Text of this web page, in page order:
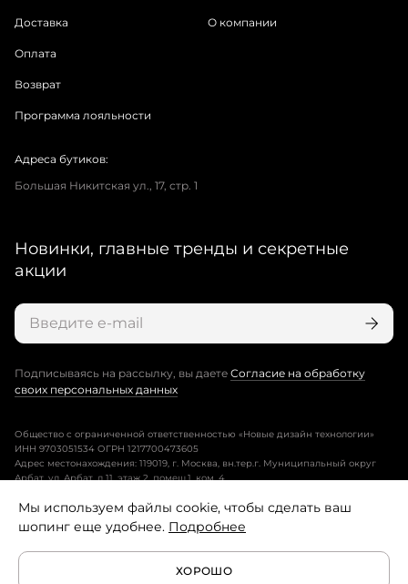
Доставка
Оплата
Возврат
Программа лояльности
О компании
Адреса бутиков:
Большая Никитская ул., 17, стр. 1
Новинки, главные тренды и секретные
акции
Подписываясь на рассылку, вы даете Согласие на обработку
своих персональных данных
Общество с ограниченной ответственностью «Новые дизайн технологии»
ИНН 9703051534 ОГРН 1217700473605
Адрес местонахождения: 119019, г. Москва, вн.тер.г. Муниципальный округ
Арбат, ул. Арбат, д.11, этаж 2, помещ.1, ком. 4.
Пользовательское соглашение
Политика конфиденциальности
Мы используем файлы cookie, чтобы сделать ваш
шопинг еще удобнее. Подробнее
ХОРОШО